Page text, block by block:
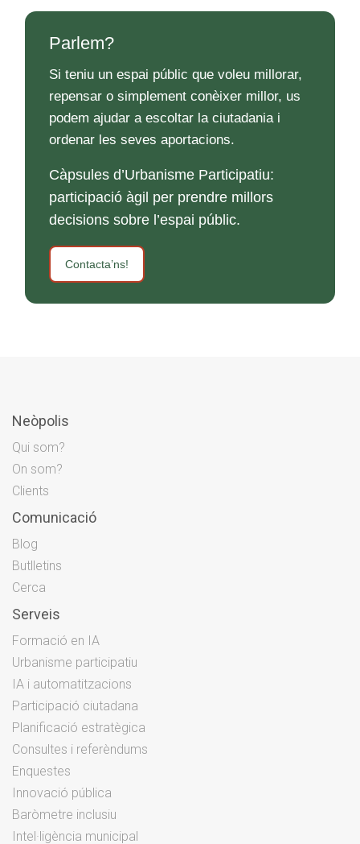
Parlem?
Si teniu un espai públic que voleu millorar,
repensar o simplement conèixer millor, us
podem ajudar a escoltar la ciutadania i
ordenar les seves aportacions.
Càpsules d’Urbanisme Participatiu:
participació àgil per prendre millors
decisions sobre l’espai públic.
Contacta’ns!
Neòpolis
Qui som?
On som?
Clients
Comunicació
Blog
Butlletins
Cerca
Serveis
Formació en IA
Urbanisme participatiu
IA i automatitzacions
Participació ciutadana
Planificació estratègica
Consultes i referèndums
Enquestes
Innovació pública
Baròmetre inclusiu
Intel·ligència municipal